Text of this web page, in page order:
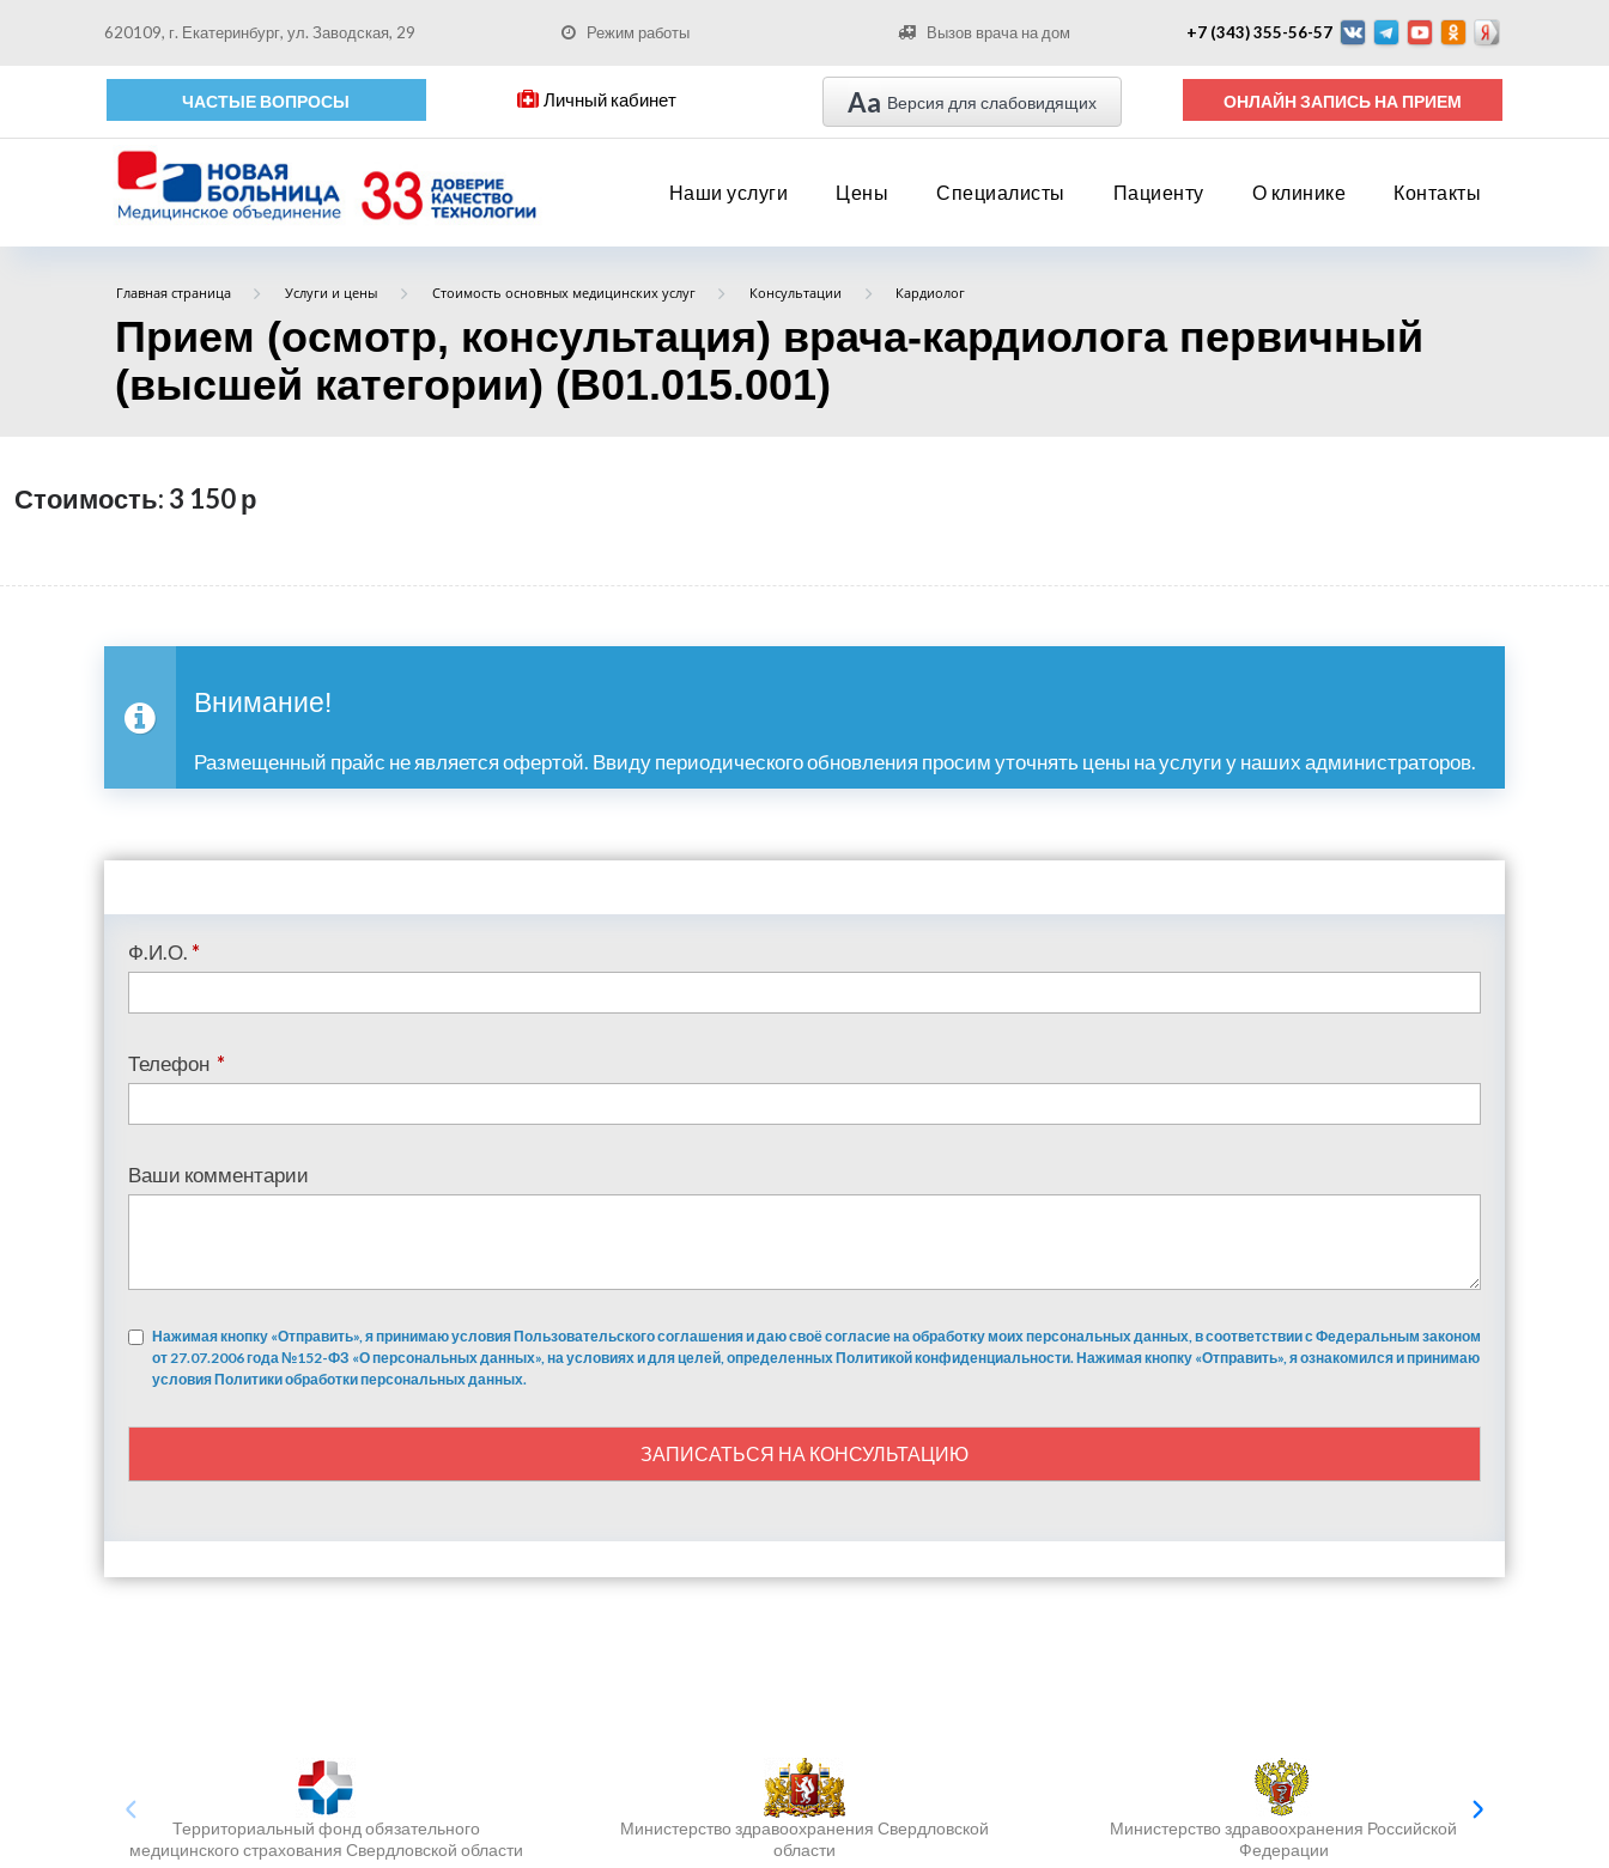
620109, г. Екатеринбург, ул. Заводская, 29 Режим работы Вызов врача на дом +7 (343) 355-56-57
ЧАСТЫЕ ВОПРОСЫ Личный кабинет Aa Версия для слабовидящих ОНЛАЙН ЗАПИСЬ НА ПРИЕМ
Наши услуги Цены Специалисты Пациенту О клинике Контакты
Главная страница Услуги и цены Стоимость основных медицинских услуг Консультации Кардиолог
Прием (осмотр, консультация) врача-кардиолога первичный
(высшей категории) (B01.015.001)
Стоимость: 3 150р
Внимание!
Размещенный прайс не является офертой. Ввиду периодического обновления просим уточнять цены на услуги у наших администраторов.
Ф.И.О. *
Телефон *
Ваши комментарии
Нажимая кнопку «Отправить», я принимаю условия Пользовательского соглашения и даю своё согласие на обработку моих персональных данных, в соответствии с Федеральным законом
от 27.07.2006 года №152-ФЗ «О персональных данных», на условиях и для целей, определенных Политикой конфиденциальности. Нажимая кнопку «Отправить», я ознакомился и принимаю
условия Политики обработки персональных данных.
ЗАПИСАТЬСЯ НА КОНСУЛЬТАЦИЮ
Территориальный фонд обязательного
медицинского страхования Свердловской области
Министерство здравоохранения Свердловской
области
Министерство здравоохранения Российской
Федерации